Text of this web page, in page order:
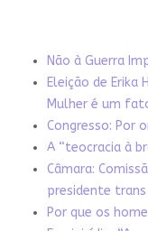
Não à Guerra
Eleição de
Mulher é um
Congresso: Por
A “teocracia à
Câmara:
presidente trans
Por que os